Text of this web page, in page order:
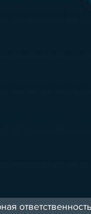
ответственность